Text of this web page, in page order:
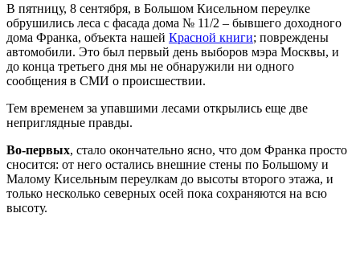
В пятницу, 8 сентября, в Большом Кисельном переулке
обрушились леса с фасада дома № 11/2 – бывшего доходного
дома Франка, объекта нашей Красной книги; повреждены
автомобили. Это был первый день выборов мэра Москвы, и
до конца третьего дня мы не обнаружили ни одного
сообщения в СМИ о происшествии.
Тем временем за упавшими лесами открылись еще две
неприглядные правды.
Во-первых, стало окончательно ясно, что дом Франка просто
сносится: от него остались внешние стены по Большому и
Малому Кисельным переулкам до высоты второго этажа, и
только несколько северных осей пока сохраняются на всю
высоту.